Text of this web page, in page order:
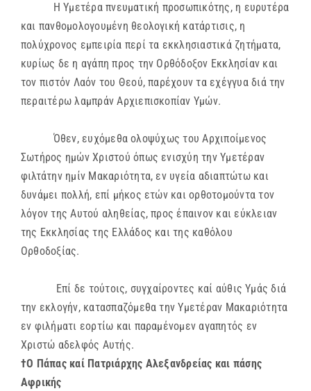
Η Υμετέρα πνευματική προσωπικότης, η ευρυτέρα
και πανθομολογουμένη θεολογική κατάρτισις, η
πολύχρονος εμπειρία περί τα εκκλησιαστικά ζητήματα,
κυρίως δε η αγάπη προς την Ορθόδοξον Εκκλησίαν και
τον πιστόν Λαόν του Θεού, παρέχουν τα εχέγγυα διά την
περαιτέρω λαμπράν Αρχιεπισκοπίαν Υμών.
Όθεν, ευχόμεθα ολοψύχως του Αρχιποίμενος
Σωτήρος ημών Χριστού όπως ενισχύη την Υμετέραν
φιλτάτην ημίν Μακαριότητα, εν υγεία αδιαπτώτω και
δυνάμει πολλή, επί μήκος ετών και ορθοτομούντα τον
λόγον της Αυτού αληθείας, προς έπαινον και εύκλειαν
της Εκκλησίας της Ελλάδος και της καθόλου
Ορθοδοξίας.
Επί δε τούτοις, συγχαίροντες καί αύθις Υμάς διά
την εκλογήν, κατασπαζόμεθα την Υμετέραν Μακαριότητα
εν φιλήματι εορτίω και παραμένομεν αγαπητός εν
Χριστώ αδελφός Αυτής.
†Ο Πάπας καί Πατριάρχης Αλεξανδρείας και πάσης
Αφρικής